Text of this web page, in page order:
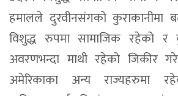
हमालले दुरवीनसंगको कुराकानीमा
विशुद्ध रुपमा सामाजिक रहेको र
अवरणभन्दा माथी रहेको जिकीर
अमेरिकाका अन्य राज्यहरुमा